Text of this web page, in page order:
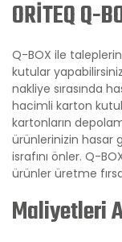
ORİTEQ Q-
Q-BOX ile
kutular
nakliye sırasında
hacimli karton
kartonların
ürünlerinizin hasar
israfını önler. Q-
ürünler üretme
Maliyetleri